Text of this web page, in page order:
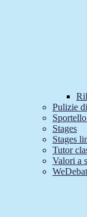
Pulizie
Stages
Stages
Tutor
Valori a